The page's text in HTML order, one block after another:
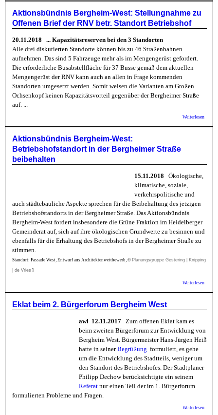
das
Aktionsbündnis Bergheim-West: Stellungnahme zu
Offenen Brief der RNV betr. Standort Betriebshof
20.11.2018 ... Kapazitätsreserven bei den 3 Standorten
Alle drei diskutierten Standorte können bis zu 46 Straßenbahnen
aufnehmen. Das sind 5 Fahrzeuge mehr als im Mengengerüst gefordert.
Die erforderliche Busabstellfläche für 37 Busse gemäß dem aktuellen
Mengengerüst der RNV kann auch an allen in Frage kommenden
Standorten umgesetzt werden. Somit weisen die Varianten am Großen
Ochsenkopf keinen Kapazitätsvorteil gegenüber der Bergheimer Straße
auf. ...
Weiterlesen
Aktionsbündnis Bergheim-West:
Betriebshofstandort in der Bergheimer Straße
beibehalten
15.11.2018 Ökologische,
klimatische, soziale,
verkehrspolitische und
auch städtebauliche Aspekte sprechen für die Beibehaltung des jetzigen
Betriebshofstandorts in der Bergheimer Straße. Das Aktionsbündnis
Bergheim-West fordert insbesondere die Grüne Fraktion im Heidelberger
Gemeinderat auf, sich auf ihre ökologischen Grundwerte zu besinnen und
ebenfalls für die Erhaltung des Betriebshofs in der Bergheimer Straße zu
stimmen.
Standort: Fassade West, Entwurf aus Architektenwettbewerb, © Planungsgruppe Gestering | Knipping
| de Vries ]
Weiterlesen
Eklat beim 2. Bürgerforum Bergheim West
awl 12.11.2017 Zum offenen Eklat kam es
beim zweiten Bürgerforum zur Entwicklung von
Bergheim West. Bürgermeister Hans-Jürgen Heiß
hatte in seinerBegrüßung formuliert, es gehe
um die Entwicklung des Stadtteils, weniger um
den Standort des Betriebshofes. Der Stadtplaner
Philipp Dechow berücksichtigte ein seinem
Referat nur einen Teil der im 1. Bürgerforum
formulierten Probleme und Fragen.
Weiterlesen